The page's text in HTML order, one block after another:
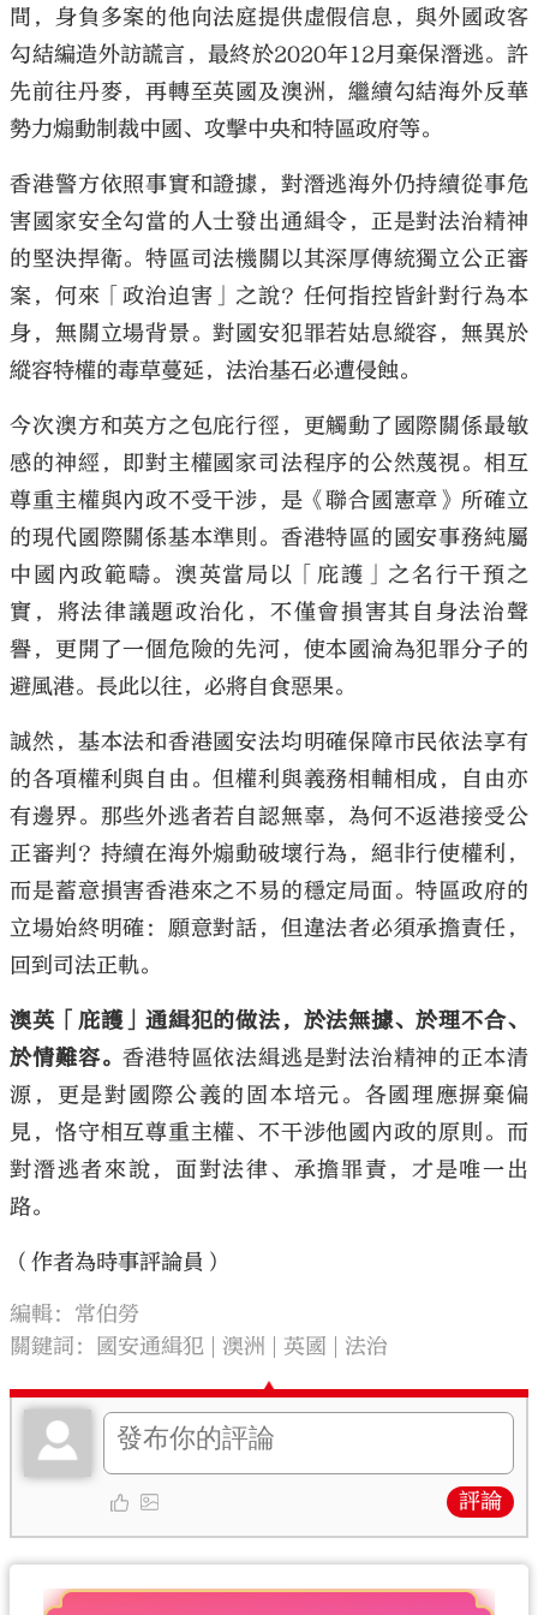
間，身負多案的他向法庭提供虛假信息，與外國政客
勾結編造外訪謊言，最終於2020年12月棄保潛逃。許
先前往丹麥，再轉至英國及澳洲，繼續勾結海外反華
勢力煽動制裁中國、攻擊中央和特區政府等。
香港警方依照事實和證據，對潛逃海外仍持續從事危
害國家安全勾當的人士發出通緝令，正是對法治精神
的堅決捍衛。特區司法機關以其深厚傳統獨立公正審
案，何來「政治迫害」之說？任何指控皆針對行為本
身，無關立場背景。對國安犯罪若姑息縱容，無異於
縱容特權的毒草蔓延，法治基石必遭侵蝕。
今次澳方和英方之包庇行徑，更觸動了國際關係最敏
感的神經，即對主權國家司法程序的公然蔑視。相互
尊重主權與內政不受干涉，是《聯合國憲章》所確立
的現代國際關係基本準則。香港特區的國安事務純屬
中國內政範疇。澳英當局以「庇護」之名行干預之
實，將法律議題政治化，不僅會損害其自身法治聲
譽，更開了一個危險的先河，使本國淪為犯罪分子的
避風港。長此以往，必將自食惡果。
誠然，基本法和香港國安法均明確保障市民依法享有
的各項權利與自由。但權利與義務相輔相成，自由亦
有邊界。那些外逃者若自認無辜，為何不返港接受公
正審判？持續在海外煽動破壞行為，絕非行使權利，
而是蓄意損害香港來之不易的穩定局面。特區政府的
立場始終明確：願意對話，但違法者必須承擔責任，
回到司法正軌。
澳英「庇護」通緝犯的做法，於法無據、於理不合、
於情難容。香港特區依法緝逃是對法治精神的正本清
源，更是對國際公義的固本培元。各國理應摒棄偏
見，恪守相互尊重主權、不干涉他國內政的原則。而
對潛逃者來說，面對法律、承擔罪責，才是唯一出
路。
（作者為時事評論員）
編輯：常伯勞
關鍵詞：
國安通緝犯 澳洲 英國 法治
評論